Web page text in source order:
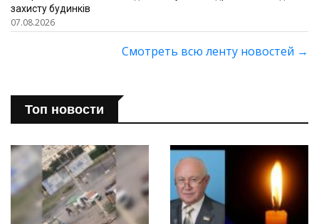
захисту будинків
07.08.2026
Смотреть всю ленту новостей →
Топ новости